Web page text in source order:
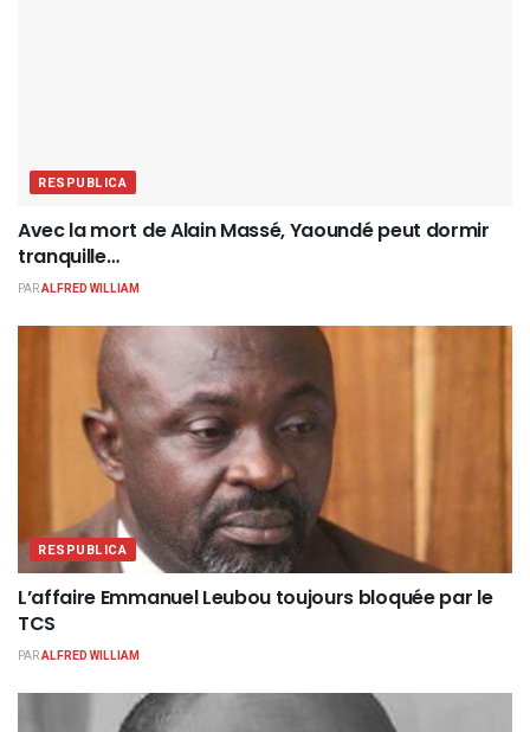
RESPUBLICA
Avec la mort de Alain Massé, Yaoundé peut dormir
tranquille…
PARALFRED WILLIAM
RESPUBLICA
L’affaire Emmanuel Leubou toujours bloquée par le
TCS
PARALFRED WILLIAM